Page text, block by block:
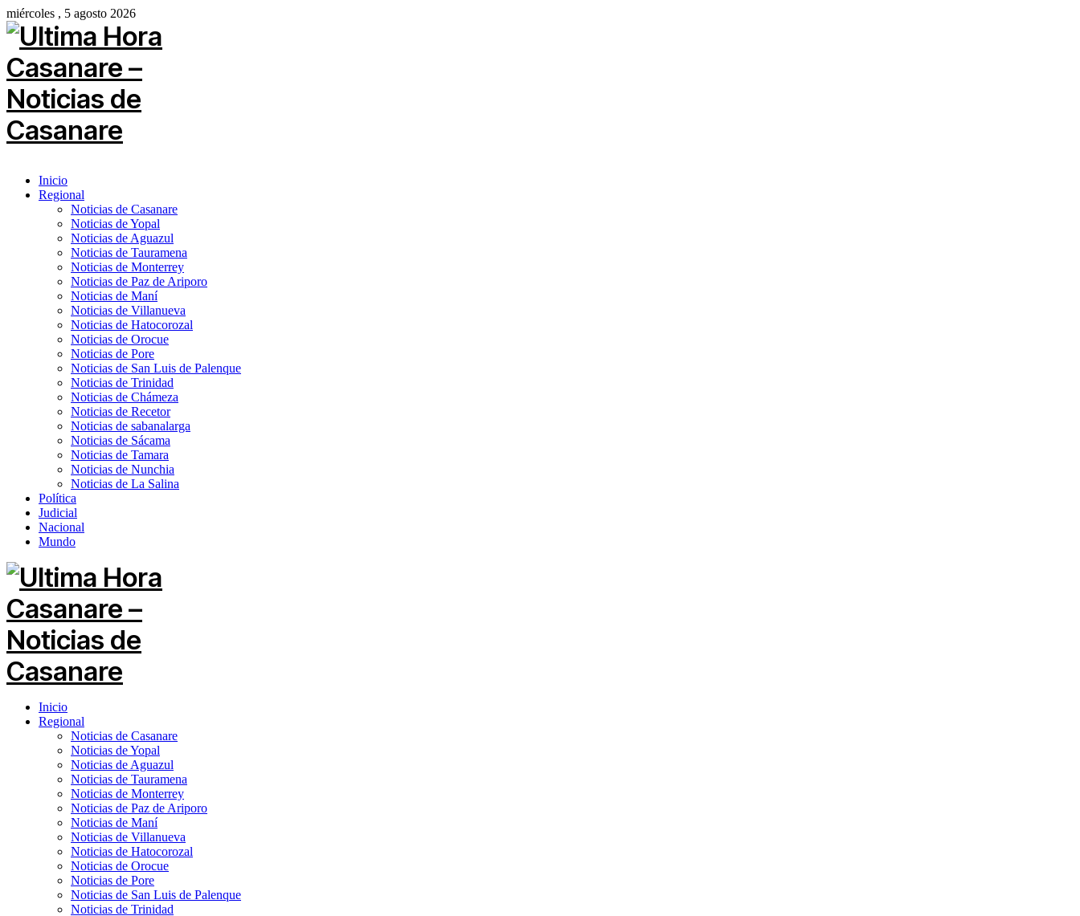
miércoles , 5 agosto 2026
Inicio
Regional
Noticias de Casanare
Noticias de Yopal
Noticias de Aguazul
Noticias de Tauramena
Noticias de Monterrey
Noticias de Paz de Ariporo
Noticias de Maní
Noticias de Villanueva
Noticias de Hatocorozal
Noticias de Orocue
Noticias de Pore
Noticias de San Luis de Palenque
Noticias de Trinidad
Noticias de Chámeza
Noticias de Recetor
Noticias de sabanalarga
Noticias de Sácama
Noticias de Tamara
Noticias de Nunchia
Noticias de La Salina
Política
Judicial
Nacional
Mundo
Inicio
Regional
Noticias de Casanare
Noticias de Yopal
Noticias de Aguazul
Noticias de Tauramena
Noticias de Monterrey
Noticias de Paz de Ariporo
Noticias de Maní
Noticias de Villanueva
Noticias de Hatocorozal
Noticias de Orocue
Noticias de Pore
Noticias de San Luis de Palenque
Noticias de Trinidad